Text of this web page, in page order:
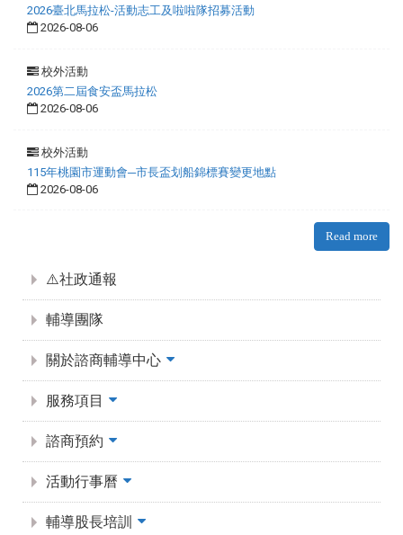
2026臺北馬拉松-活動志工及啦啦隊招募活動
2026-08-06
校外活動
2026第二屆食安盃馬拉松
2026-08-06
校外活動
115年桃園市運動會─市長盃划船錦標賽變更地點
2026-08-06
Read more
⚠️社政通報
輔導團隊
關於諮商輔導中心
服務項目
諮商預約
活動行事曆
輔導股長培訓